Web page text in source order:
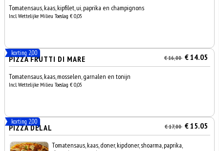
Tomatensaus, kaas, kipfilet, ui, paprika en champignons
Incl. Wettelijke Milieu Toeslag € 0,05
korting 2,00
PIZZA FRUTTI DI MARE € 16,00 € 14.05
Tomatensaus, kaas, mosselen, garnalen en tonijn
Incl. Wettelijke Milieu Toeslag € 0,05
korting 2,00
PIZZA DELAL € 17,00 € 15.05
Tomatensaus, kaas, doner, kipdoner, shoarma, paprika,